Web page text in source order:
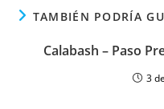
TAMBIÉN PODRÍA
Calabash – Paso
3